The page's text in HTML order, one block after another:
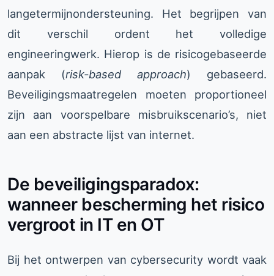
langetermijnondersteuning. Het begrijpen van
dit verschil ordent het volledige
engineeringwerk. Hierop is de risicogebaseerde
aanpak (risk-based approach) gebaseerd.
Beveiligingsmaatregelen moeten proportioneel
zijn aan voorspelbare misbruikscenario’s, niet
aan een abstracte lijst van internet.
De beveiligingsparadox:
wanneer bescherming het risico
vergroot in IT en OT
Bij het ontwerpen van cybersecurity wordt vaak